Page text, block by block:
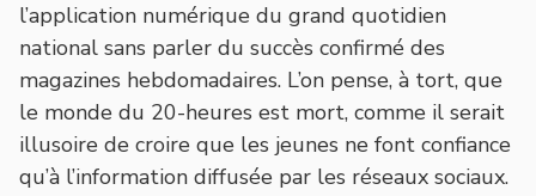
l’application numérique du grand quotidien
national sans parler du succès confirmé des
magazines hebdomadaires. L’on pense, à tort, que
le monde du 20-heures est mort, comme il serait
illusoire de croire que les jeunes ne font confiance
qu’à l’information diffusée par les réseaux sociaux.